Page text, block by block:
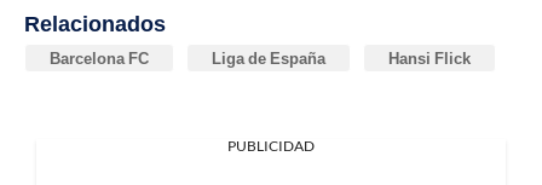
Relacionados
Barcelona FC Liga de España Hansi Flick
PUBLICIDAD